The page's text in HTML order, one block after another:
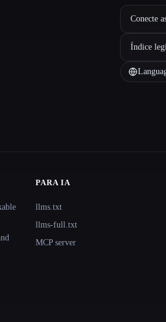
Conecte
Índice
PARA IA
llms.txt
llms-full.txt
MCP server